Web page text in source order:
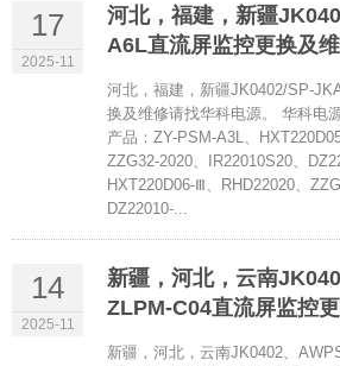
17
2025-11
河北，福建，新疆
A6L直流屏监控更换及
河北，福建，新疆JK0402/SP-
换及维修请找华科电源。 华科电
产品：ZY-PSM-A3L、
ZZG32-2020、IR22010S20、
HXT220D06-Ⅲ、RHD22020、
DZ22010-...
14
2025-11
新疆，河北，云南
ZLPM-C04直流屏监控
新疆，河北，云南JK0402、